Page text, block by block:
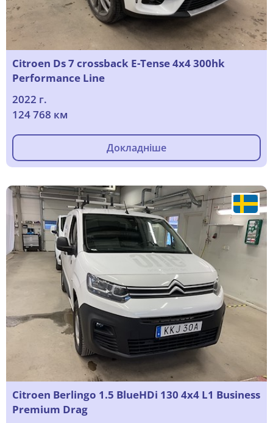
Citroen Ds 7 crossback E-Tense 4x4 300hk
Performance Line
2022 г.
124 768 км
Докладніше
Citroen Berlingo 1.5 BlueHDi 130 4x4 L1 Business
Premium Drag